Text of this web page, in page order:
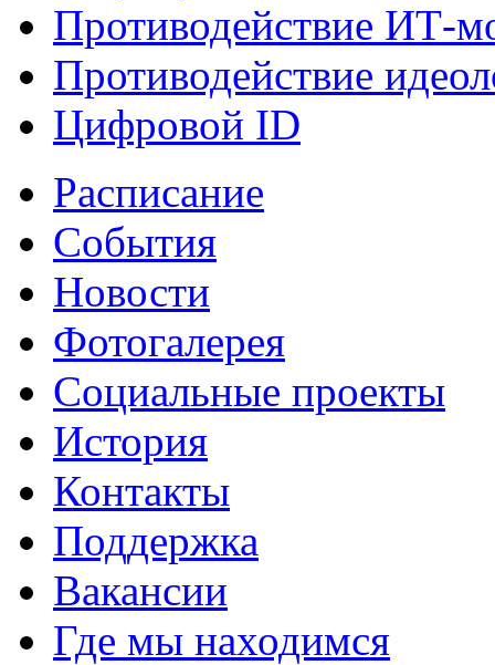
Противодействие ИТ-
Противодействие
Цифровой ID
Расписание
События
Новости
Фотогалерея
Социальные проекты
История
Контакты
Поддержка
Вакансии
Где мы находимся